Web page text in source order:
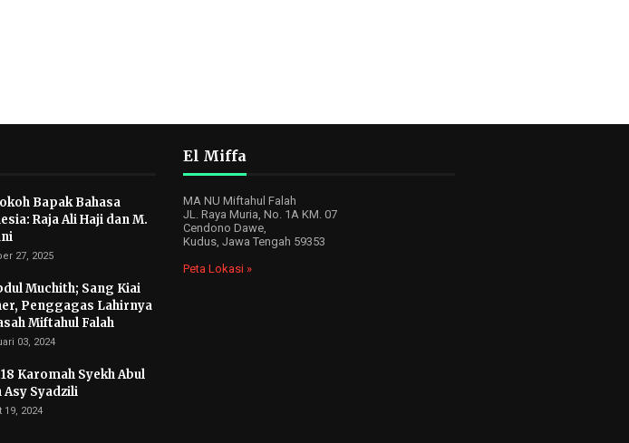
Bapak Bahasa
Raja Ali Haji dan M.
27, 2025
Muchith; Sang Kiai
Penggagas Lahirnya
Miftahul Falah
03, 2024
Karomah Syekh Abul
Asy Syadzili
19, 2024
El Miffa
MA NU Miftahul Falah
JL. Raya Muria, No. 1A KM. 07
Cendono Dawe,
Kudus, Jawa Tengah 59353
Peta Lokasi »